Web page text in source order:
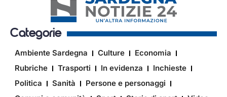
Categorie
Ambiente Sardegna Culture
Economia
Rubriche
Trasporti In evidenza
Inchieste
Politica
Sanità
Persone e personaggi